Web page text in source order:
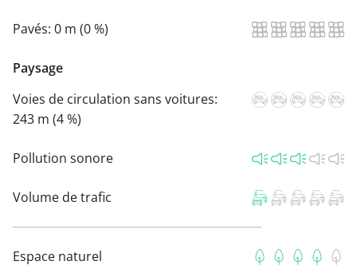
Pavés: 0 m (0 %)
Paysage
Voies de circulation sans voitures:
243 m (4 %)
Pollution sonore
Volume de trafic
Espace naturel